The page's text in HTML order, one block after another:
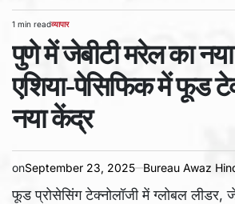
Estimated
time
1 min readPOSTED
IN
व्यापार
पुणे में जेबीटी मरेल का
एशिया-पेसिफिक में फूड
नया केंद्र
onSeptember 23, 2025 Bureau Awaz
फूड प्रोसेसिंग टेक्‍नोलॉजी में ग्‍लोबल